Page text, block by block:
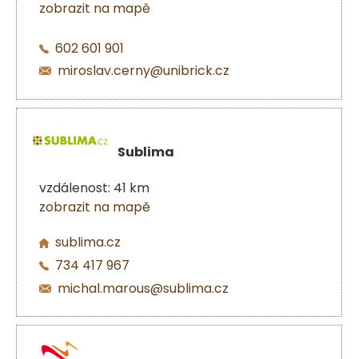
zobrazit na mapě
602 601 901
miroslav.cerny@unibrick.cz
Sublima
vzdálenost: 41 km
zobrazit na mapě
sublima.cz
734 417 967
michal.marous@sublima.cz